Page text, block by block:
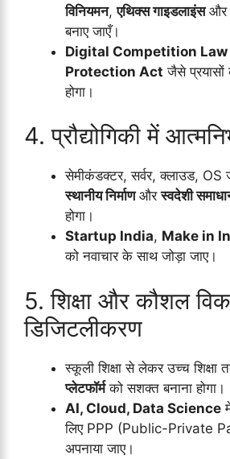
विनियमन,एथिक्स गाइडलाइंसऔर
बनाए जाएँ।
Digital Competition Law
Protection Act जैसे प्रयासों
होगा।
4. प्रौद्योगिकी में
सेमीकंडक्टर, सर्वर, क्लाउड, OS
स्थानीय निर्माणऔरस्वदेशी
होगा।
Startup India, Make in
को नवाचार के साथ जोड़ा जाए।
5. शिक्षा और कौशल
डिजिटलीकरण
स्कूली शिक्षा से लेकर उच्च शिक्षा
प्लेटफॉर्मको सशक्त बनाना होगा।
AI, Cloud, Data Science
लिए PPP (Public-Private
अपनाया जाए।